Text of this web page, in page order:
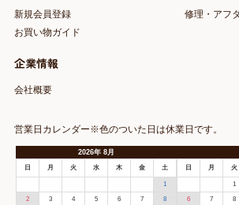
新規会員登録
お買い物ガイド
修理・アフ
企業情報
会社概要
営業日カレンダー※色のついた日は休業日です。
2026年 8月
日 月 火 水 木 金 土
1
2 3 4 5 6 7 8
日 月 火
1
6 7 8